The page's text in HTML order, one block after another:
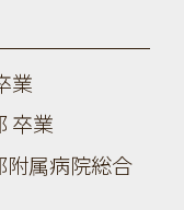
業
卒業
附属病院総合